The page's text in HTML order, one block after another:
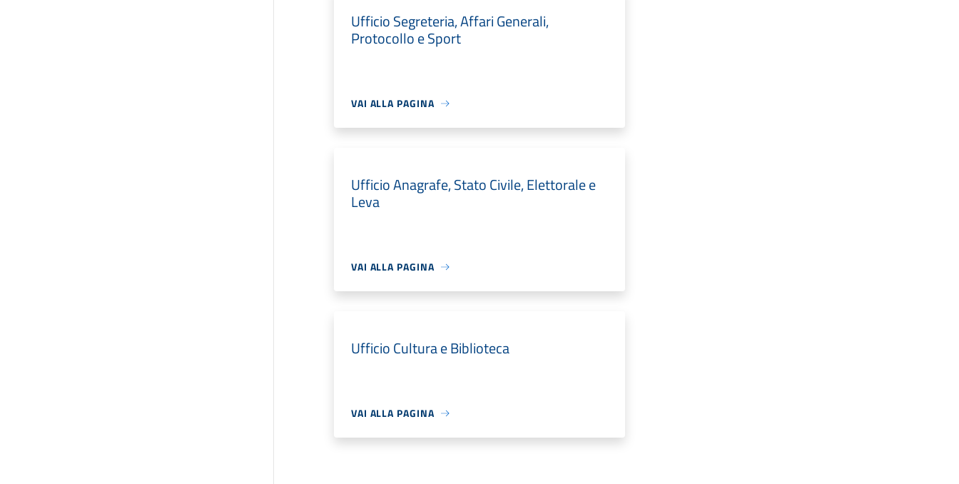
Ufficio Segreteria, Affari Generali,
Protocollo e Sport
VAI ALLA PAGINA
Ufficio Anagrafe, Stato Civile, Elettorale e
Leva
VAI ALLA PAGINA
Ufficio Cultura e Biblioteca
VAI ALLA PAGINA